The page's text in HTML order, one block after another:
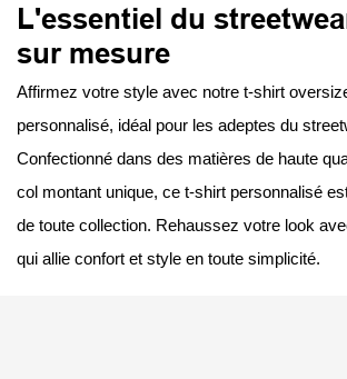
L'essentiel du
sur mesure
Affirmez votre style avec notre t-shirt
personnalisé, idéal pour les adeptes du
Confectionné dans des matières de haute
col montant unique, ce t-shirt personnalisé
de toute collection. Rehaussez votre look
qui allie confort et style en toute simplicité.